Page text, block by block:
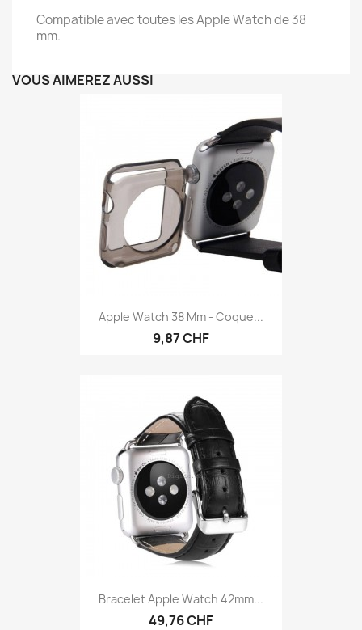
Compatible avec toutes les Apple Watch de 38
mm.
VOUS AIMEREZ AUSSI
Apple Watch 38 Mm - Coque...
9,87 CHF
Bracelet Apple Watch 42mm...
49,76 CHF